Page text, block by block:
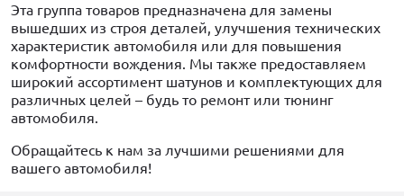
Эта группа товаров предназначена для замены
вышедших из строя деталей, улучшения технических
характеристик автомобиля или для повышения
комфортности вождения. Мы также предоставляем
широкий ассортимент шатунов и комплектующих для
различных целей – будь то ремонт или тюнинг
автомобиля.
Обращайтесь к нам за лучшими решениями для
вашего автомобиля!